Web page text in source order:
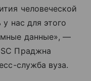
человеческой
нас для этого
данные», —
Праджна
служба вуза.